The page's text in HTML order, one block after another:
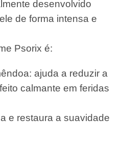
desenvolvido
de forma intensa e
Psorix é:
ajuda a reduzir a
calmante em feridas
e restaura a suavidade